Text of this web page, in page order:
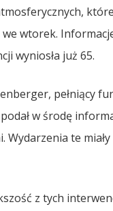
wtorek.
wyniosła już 65.
pełniący
w środę
te
z tych